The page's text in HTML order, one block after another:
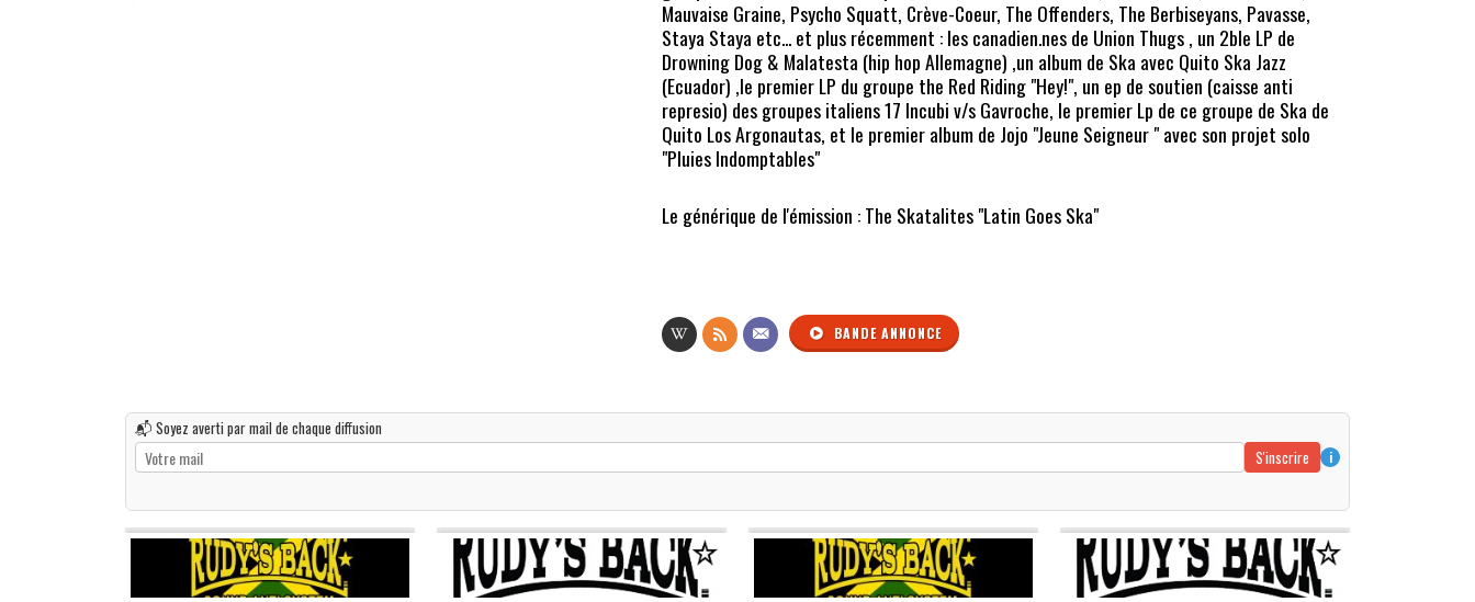
Mauvaise Graine, Psycho Squatt, Crève-Coeur, The Offenders, The Berbiseyans, Pavasse,
Staya Staya etc... et plus récemment : les canadien.nes de Union Thugs , un 2ble LP de
Drowning Dog & Malatesta (hip hop Allemagne) ,un album de Ska avec Quito Ska Jazz
(Ecuador) ,le premier LP du groupe the Red Riding "Hey!", un ep de soutien (caisse anti
represio) des groupes italiens 17 Incubi v/s Gavroche, le premier Lp de ce groupe de Ska de
Quito Los Argonautas, et le premier album de Jojo "Jeune Seigneur " avec son projet solo
"Pluies Indomptables"
Le générique de l'émission : The Skatalites "Latin Goes Ska"
BANDE ANNONCE
📬 Soyez averti par mail de chaque diffusion
S'inscrire
i